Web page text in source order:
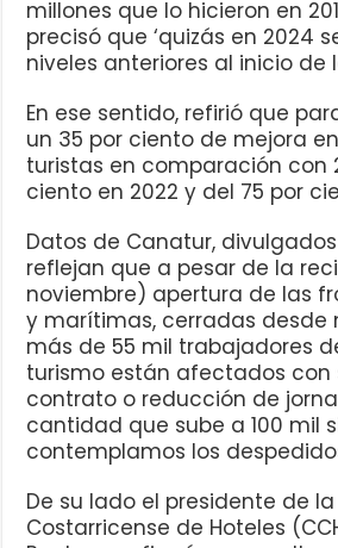
millones que lo hicieron en
precisó que ‘quizás en 2024
niveles anteriores al inicio de
En ese sentido, refirió que
un 35 por ciento de mejora
turistas en comparación con
ciento en 2022 y del 75 por
Datos de Canatur,
reflejan que a pesar de la
noviembre) apertura de las
y marítimas, cerradas desde
más de 55 mil trabajadores
turismo están afectados con
contrato o reducción de
cantidad que sube a 100 mil
contemplamos los
De su lado el presidente de
Costarricense de Hoteles